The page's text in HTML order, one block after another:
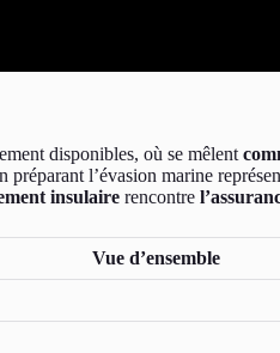
disponibles, où se mêlent
l’évasion marine
insulaire rencontre
Vue d’ensemble